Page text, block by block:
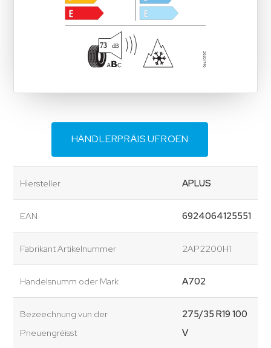
HÄNDLERPRÄIS UFROEN
Hiersteller APLUS
EAN 6924064125551
Fabrikant Artikelnummer 2AP2200H1
Handelsnumm oder Mark A702
Bezeechnung vun der
Pneuengréisst
275/35 R19 100
V